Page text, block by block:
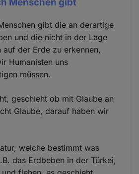
Menschen gibt
gibt die an derartige
und die nicht in der Lage
auf der Erde zu erkennen,
Humanisten uns
müssen.
geschieht ob mit Glaube an
Glaube, darauf haben wir
welche bestimmt was
das Erdbeben in der Türkei,